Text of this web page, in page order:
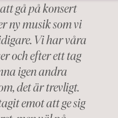
gå på konsert
ny musik som vi
Vi har våra
och efter ett tag
igen andra
det är trevligt.
emot att ge sig